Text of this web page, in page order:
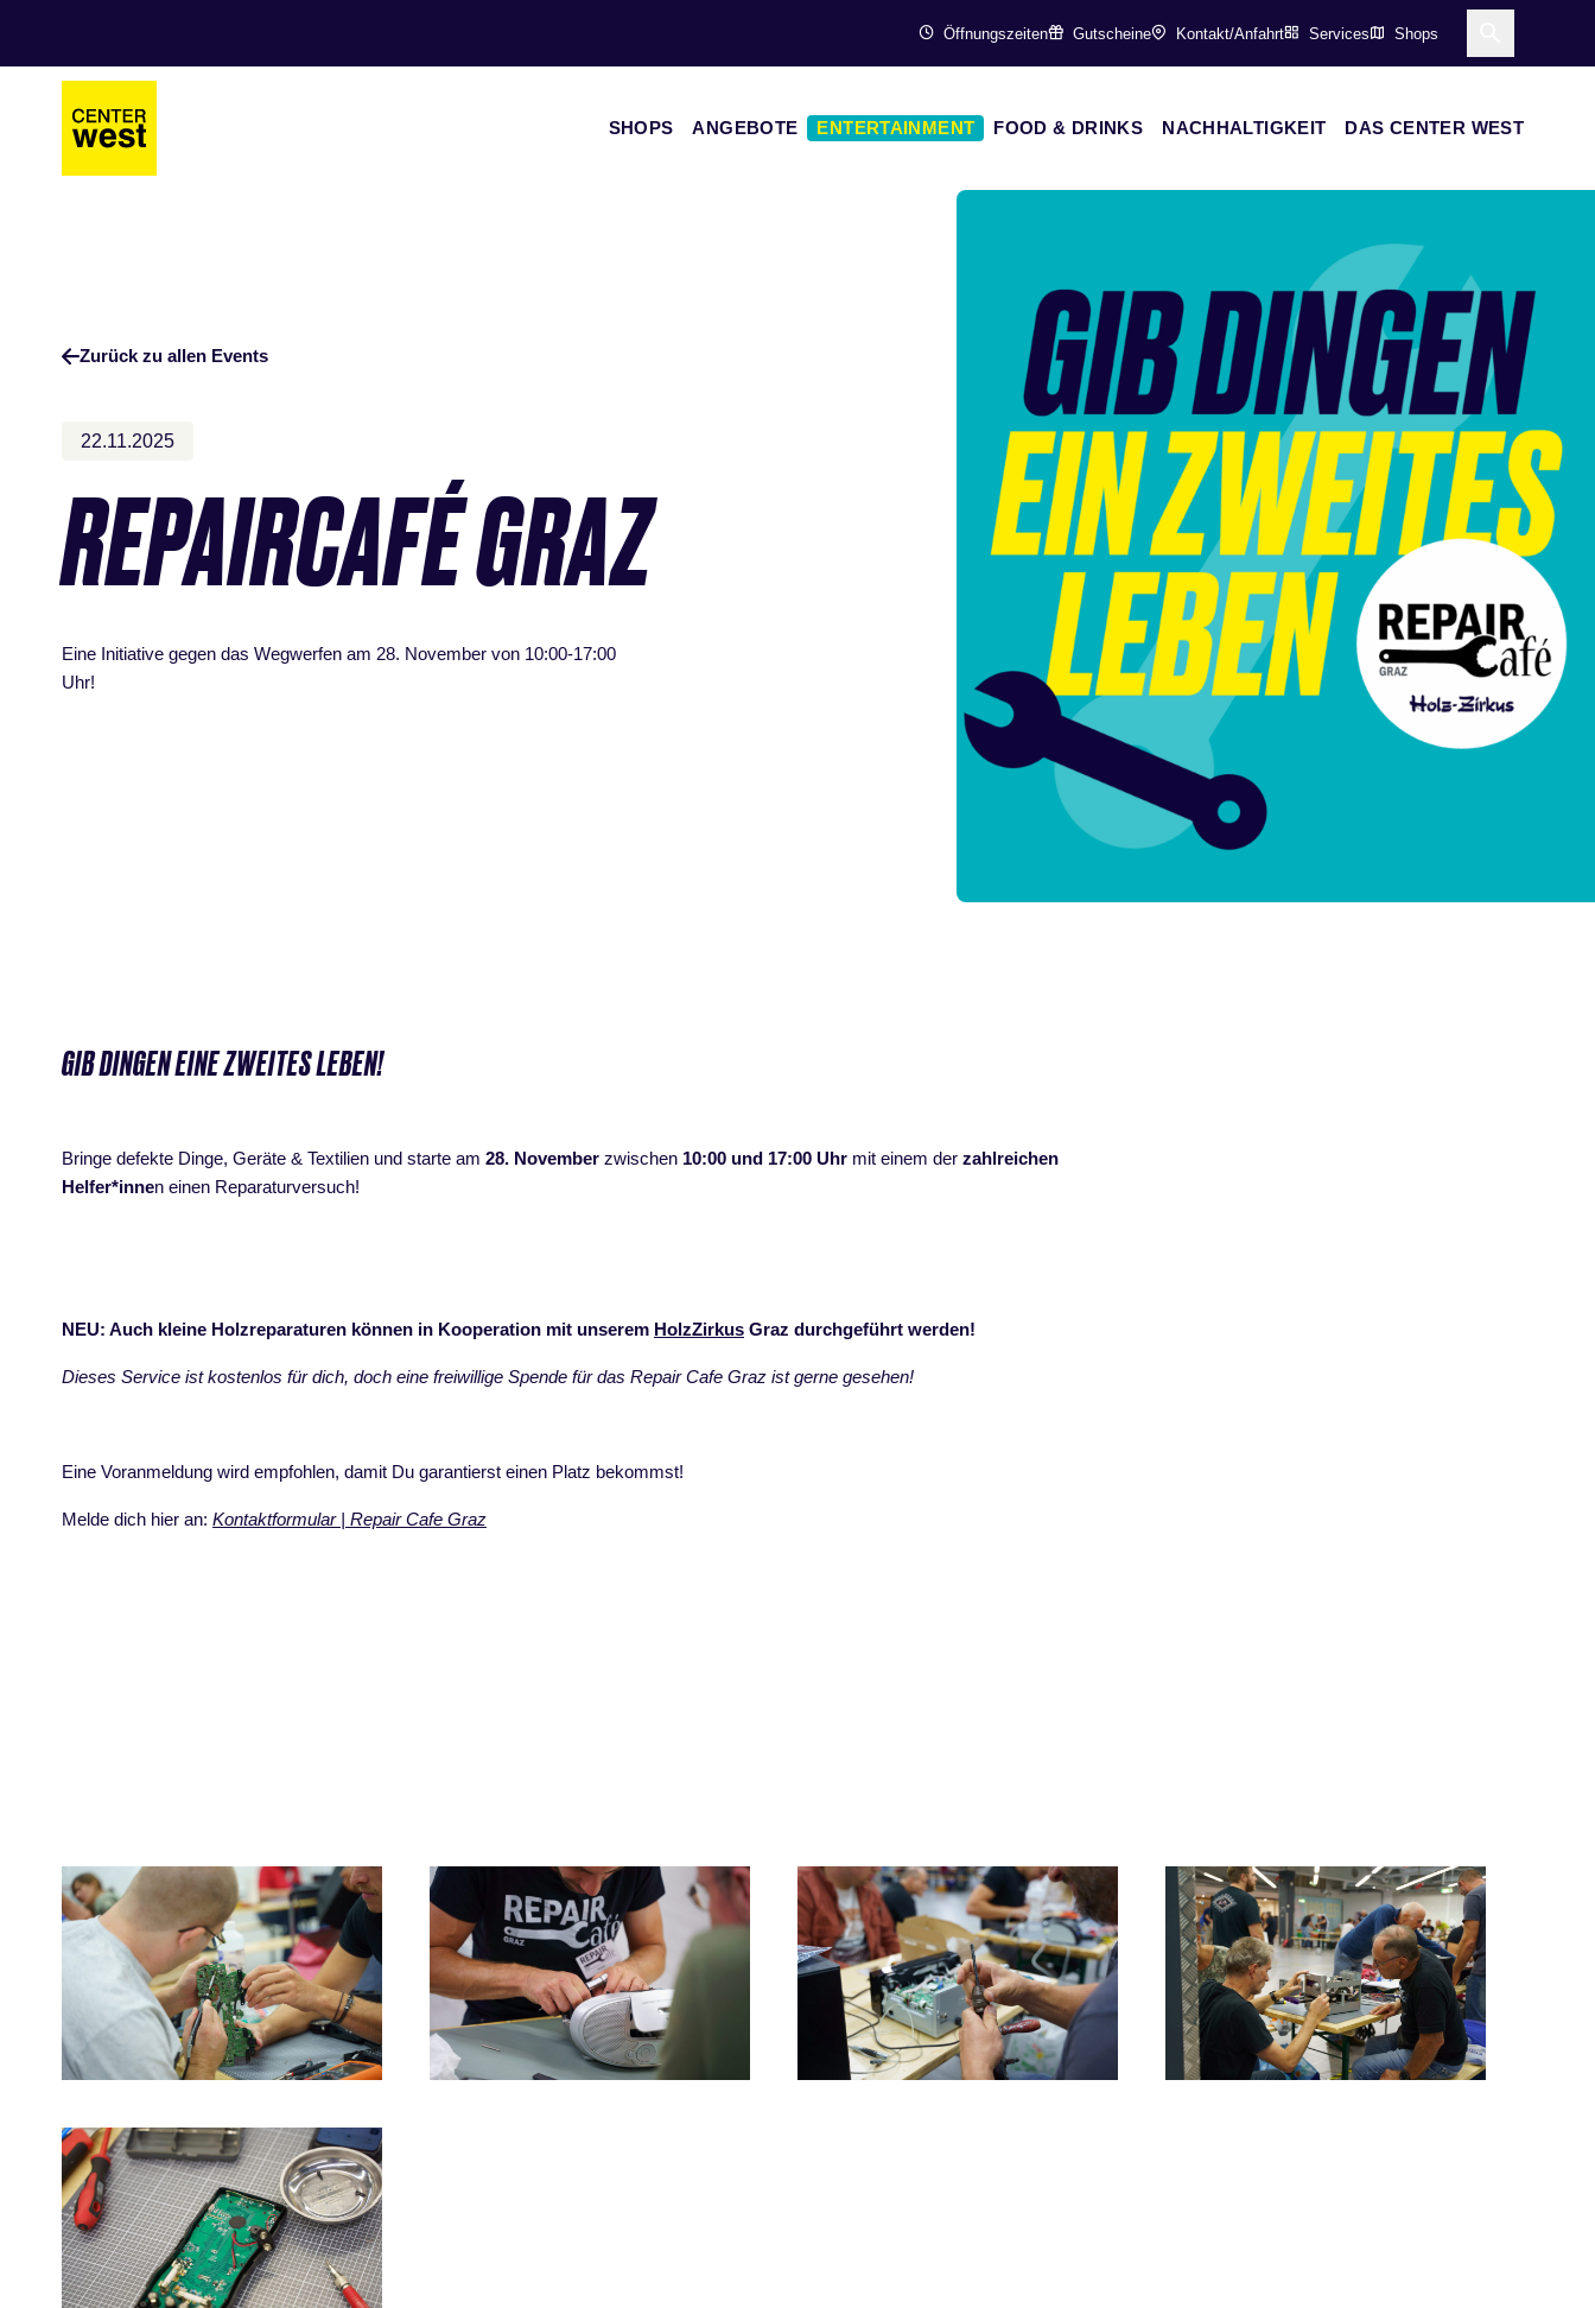
Öffnungszeiten Gutscheine Kontakt/Anfahrt Services Shops
SHOPS ANGEBOTE ENTERTAINMENT FOOD & DRINKS NACHHALTIGKEIT DAS CENTER WEST
Zurück zu allen Events
22.11.2025
REPAIRCAFÉ GRAZ
Eine Initiative gegen das Wegwerfen am 28. November von 10:00-17:00
Uhr!
GIB DINGEN EINE ZWEITES LEBEN!
Bringe defekte Dinge, Geräte & Textilien und starte am 28. November zwischen 10:00 und 17:00 Uhr mit einem der zahlreichen
Helfer*innen einen Reparaturversuch!
NEU: Auch kleine Holzreparaturen können in Kooperation mit unserem HolzZirkus Graz durchgeführt werden!
Dieses Service ist kostenlos für dich, doch eine freiwillige Spende für das Repair Cafe Graz ist gerne gesehen!
Eine Voranmeldung wird empfohlen, damit Du garantierst einen Platz bekommst!
Melde dich hier an: Kontaktformular | Repair Cafe Graz